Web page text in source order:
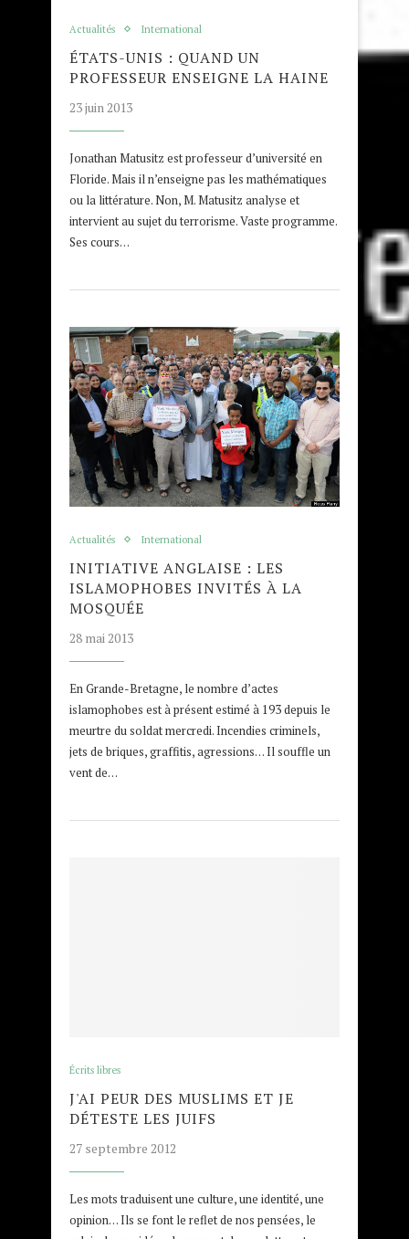
Actualités International
ÉTATS-UNIS : QUAND UN
PROFESSEUR ENSEIGNE LA HAINE
23 juin 2013
Jonathan Matusitz est professeur d’université en
Floride. Mais il n’enseigne pas les mathématiques
ou la littérature. Non, M. Matusitz analyse et
intervient au sujet du terrorisme. Vaste programme.
Ses cours…
Actualités International
INITIATIVE ANGLAISE : LES
ISLAMOPHOBES INVITÉS À LA
MOSQUÉE
28 mai 2013
En Grande-Bretagne, le nombre d’actes
islamophobes est à présent estimé à 193 depuis le
meurtre du soldat mercredi. Incendies criminels,
jets de briques, graffitis, agressions… Il souffle un
vent de…
Écrits libres
J'AI PEUR DES MUSLIMS ET JE
DÉTESTE LES JUIFS
27 septembre 2012
Les mots traduisent une culture, une identité, une
opinion… Ils se font le reflet de nos pensées, le